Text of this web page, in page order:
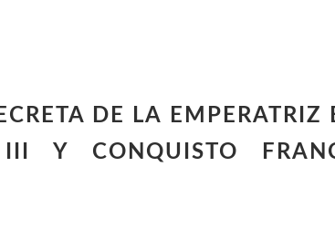
DE LA EMPERATRIZ
Y CONQUISTO